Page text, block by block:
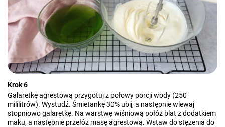
Krok 6
Galaretkę agrestową przygotuj z połowy porcji wody (250
mililitrów). Wystudź. Śmietankę 30% ubij, a następnie wlewaj
stopniowo galaretkę. Na warstwę wiśniową połóż blat z dodatkiem
maku, a następnie przełóż masę agrestową. Wstaw do stężenia do